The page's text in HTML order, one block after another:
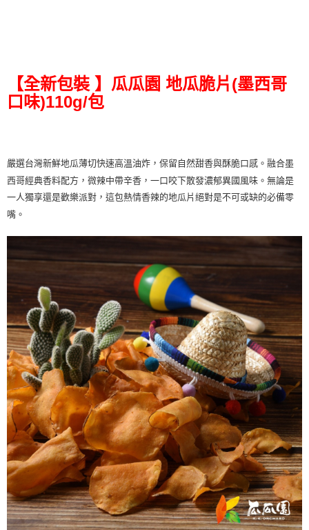
【全新包裝 】瓜瓜園 地瓜脆片(墨西哥
口味)110g/包
嚴選台灣新鮮地瓜薄切快速高溫油炸，保留自然甜香與酥脆口感。融合墨
西哥經典香料配方，微辣中帶辛香，一口咬下散發濃郁異國風味。無論是
一人獨享還是歡樂派對，這包熱情香辣的地瓜片絕對是不可或缺的必備零
嘴。